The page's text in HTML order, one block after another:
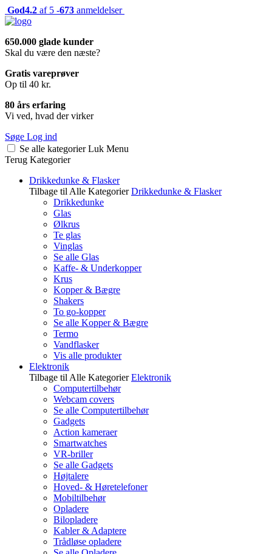
God4.2 af 5 -673 anmeldelser
650.000 glade kunder
Skal du være den næste?
Gratis vareprøver
Op til 40 kr.
80 års erfaring
Vi ved, hvad der virker
Søge Log ind
Se alle kategorier Luk Menu
Terug Kategorier
Drikkedunke & Flasker
Tilbage til Alle Kategorier Drikkedunke & Flasker
Drikkedunke
Glas
Ølkrus
Te glas
Vinglas
Se alle Glas
Kaffe- & Underkopper
Krus
Kopper & Bægre
Shakers
To go-kopper
Se alle Kopper & Bægre
Termo
Vandflasker
Vis alle produkter
Elektronik
Tilbage til Alle Kategorier Elektronik
Computertilbehør
Webcam covers
Se alle Computertilbehør
Gadgets
Action kameraer
Smartwatches
VR-briller
Se alle Gadgets
Højtalere
Hoved- & Høretelefoner
Mobiltilbehør
Opladere
Bilopladere
Kabler & Adaptere
Trådløse opladere